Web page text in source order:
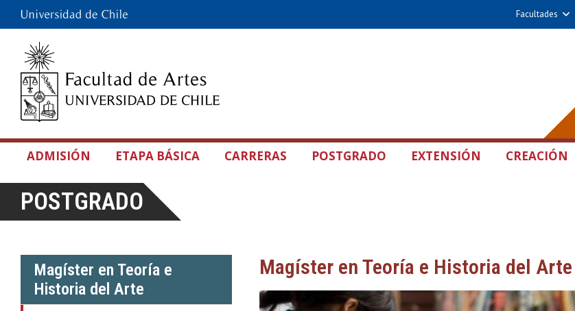
Facultades
ADMISIÓN ETAPA BÁSICA CARRERAS POSTGRADO EXTENSIÓN CREACIÓN
POSTGRADO
Magíster en Teoría e
Historia del Arte
Magíster en Teoría e Historia del Arte